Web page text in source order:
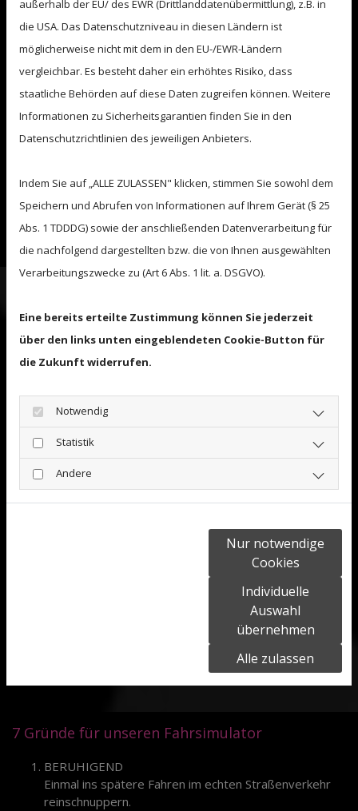
erfährst du jederzeit was um dich herum geschieht. Über die
Kamera wird deine Blickführung festgehalten und mögliche
Fehler korrigiert. Alles für ein realistisches Fahrerlebnis.
Unsere Fahrsimulator-Standorte:
Rodenbecker Str. 49, 32427 Minden
Terminabsprache unter: 0571 3880757
Mindener Str. 56, 32479 Hille
Terminabsprache unter: 05703 5152788
Mi. 13.00 Uhr - 16.00 Uhr geöffnet; Do. 13.00 Uhr - 18.00
Aufgrund Ihrer Cookie-
Einstellungen kann dieses Modul
nicht geladen werden.
Wenn Sie dieses Modul sehen
möchten, passen Sie bitte Ihre
entsprechend an.
Cookie Einstellungen
7 Gründe für unseren Fahrsimulator
BERUHIGEND
Einmal ins spätere Fahren im echten Straßenverkehr
reinschnuppern.
außerhalb der EU/ des EWR (Drittlanddatenübermittlung), z.B. in
die USA. Das Datenschutzniveau in diesen Ländern ist
möglicherweise nicht mit dem in den EU-/EWR-Ländern
vergleichbar. Es besteht daher ein erhöhtes Risiko, dass
staatliche Behörden auf diese Daten zugreifen können. Weitere
Informationen zu Sicherheitsgarantien finden Sie in den
Datenschutzrichtlinien des jeweiligen Anbieters.
Indem Sie auf „ALLE ZULASSEN" klicken, stimmen Sie sowohl dem
Speichern und Abrufen von Informationen auf Ihrem Gerät (§ 25
Abs. 1 TDDDG) sowie der anschließenden Datenverarbeitung für
die nachfolgend dargestellten bzw. die von Ihnen ausgewählten
Verarbeitungszwecke zu (Art 6 Abs. 1 lit. a. DSGVO).
Eine bereits erteilte Zustimmung können Sie jederzeit
über den links unten eingeblendeten Cookie-Button für
die Zukunft widerrufen.
Notwendig
Statistik
Andere
Nur notwendige
Cookies
Individuelle
Auswahl
übernehmen
Alle zulassen